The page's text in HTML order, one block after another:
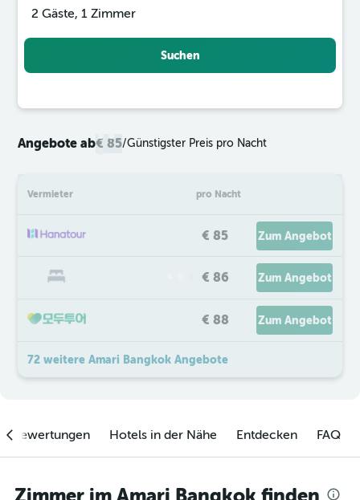
2 Gäste, 1 Zimmer
Suchen
Angebote ab€ 85/Günstigster Preis pro Nacht
Vermieter pro Nacht
€ 85 Zum Angebot
€ 86 Zum Angebot
€ 88 Zum Angebot
72 weitere Amari Bangkok Angebote
Hotels in der Nähe Entdecken FAQ